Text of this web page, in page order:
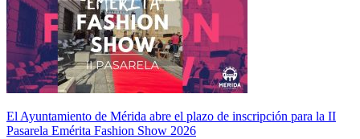
El Ayuntamiento de Mérida abre el plazo de inscripción para la II
Pasarela Emérita Fashion Show 2026